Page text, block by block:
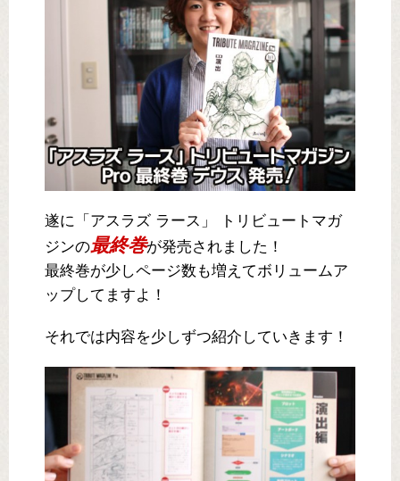
遂に「アスラズ ラース」 トリビュートマガ
ジンの最終巻が発売されました！
最終巻が少しページ数も増えてボリュームア
ップしてますよ！
それでは内容を少しずつ紹介していきます！